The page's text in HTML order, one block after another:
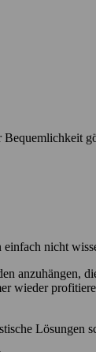
Bequemlichkeit
nicht
anzuhängen,
wieder
Lösungen